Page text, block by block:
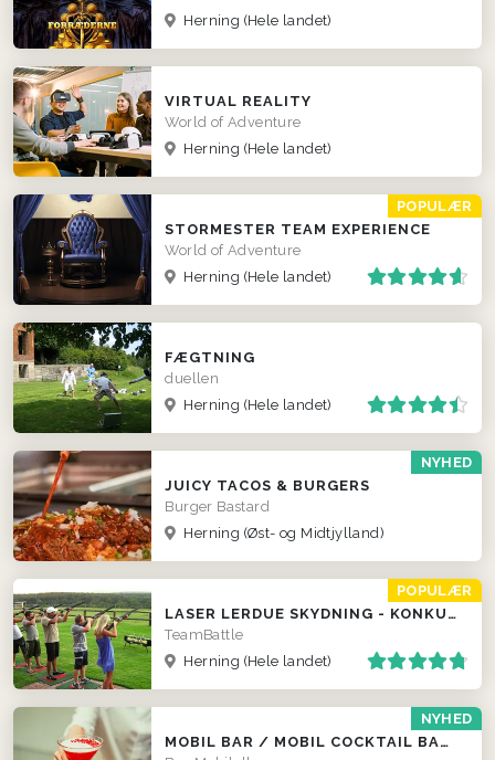
Herning (Hele landet)
VIRTUAL REALITY
World of Adventure
Herning (Hele landet)
POPULÆR
STORMESTER TEAM EXPERIENCE
World of Adventure
Herning (Hele landet)
FÆGTNING
duellen
Herning (Hele landet)
NYHED
JUICY TACOS & BURGERS
Burger Bastard
Herning (Øst- og Midtjylland)
POPULÆR
LASER LERDUE SKYDNING - KONKURRENCER LOKALT HOS JER!
TeamBattle
Herning (Hele landet)
NYHED
MOBIL BAR / MOBIL COCKTAIL BAR / FADØLS TRAILER